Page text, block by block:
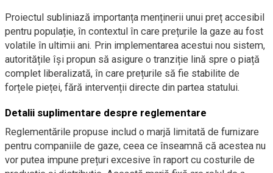
Proiectul subliniază importanța menținerii unui preț accesibil
pentru populație, în contextul în care prețurile la gaze au fost
volatile în ultimii ani. Prin implementarea acestui nou sistem,
autoritățile își propun să asigure o tranziție lină spre o piață
complet liberalizată, în care prețurile să fie stabilite de
forțele pieței, fără intervenții directe din partea statului.
Detalii suplimentare despre reglementare
Reglementările propuse includ o marjă limitată de furnizare
pentru companiile de gaze, ceea ce înseamnă că acestea nu
vor putea impune prețuri excesive în raport cu costurile de